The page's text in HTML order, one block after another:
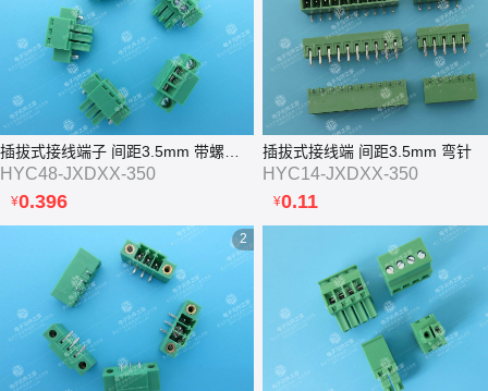
HYC48-JXDXX-350
¥0.396
插拔式接线端 间距3.5mm 弯针
HYC14-JXDXX-350
¥0.11
2